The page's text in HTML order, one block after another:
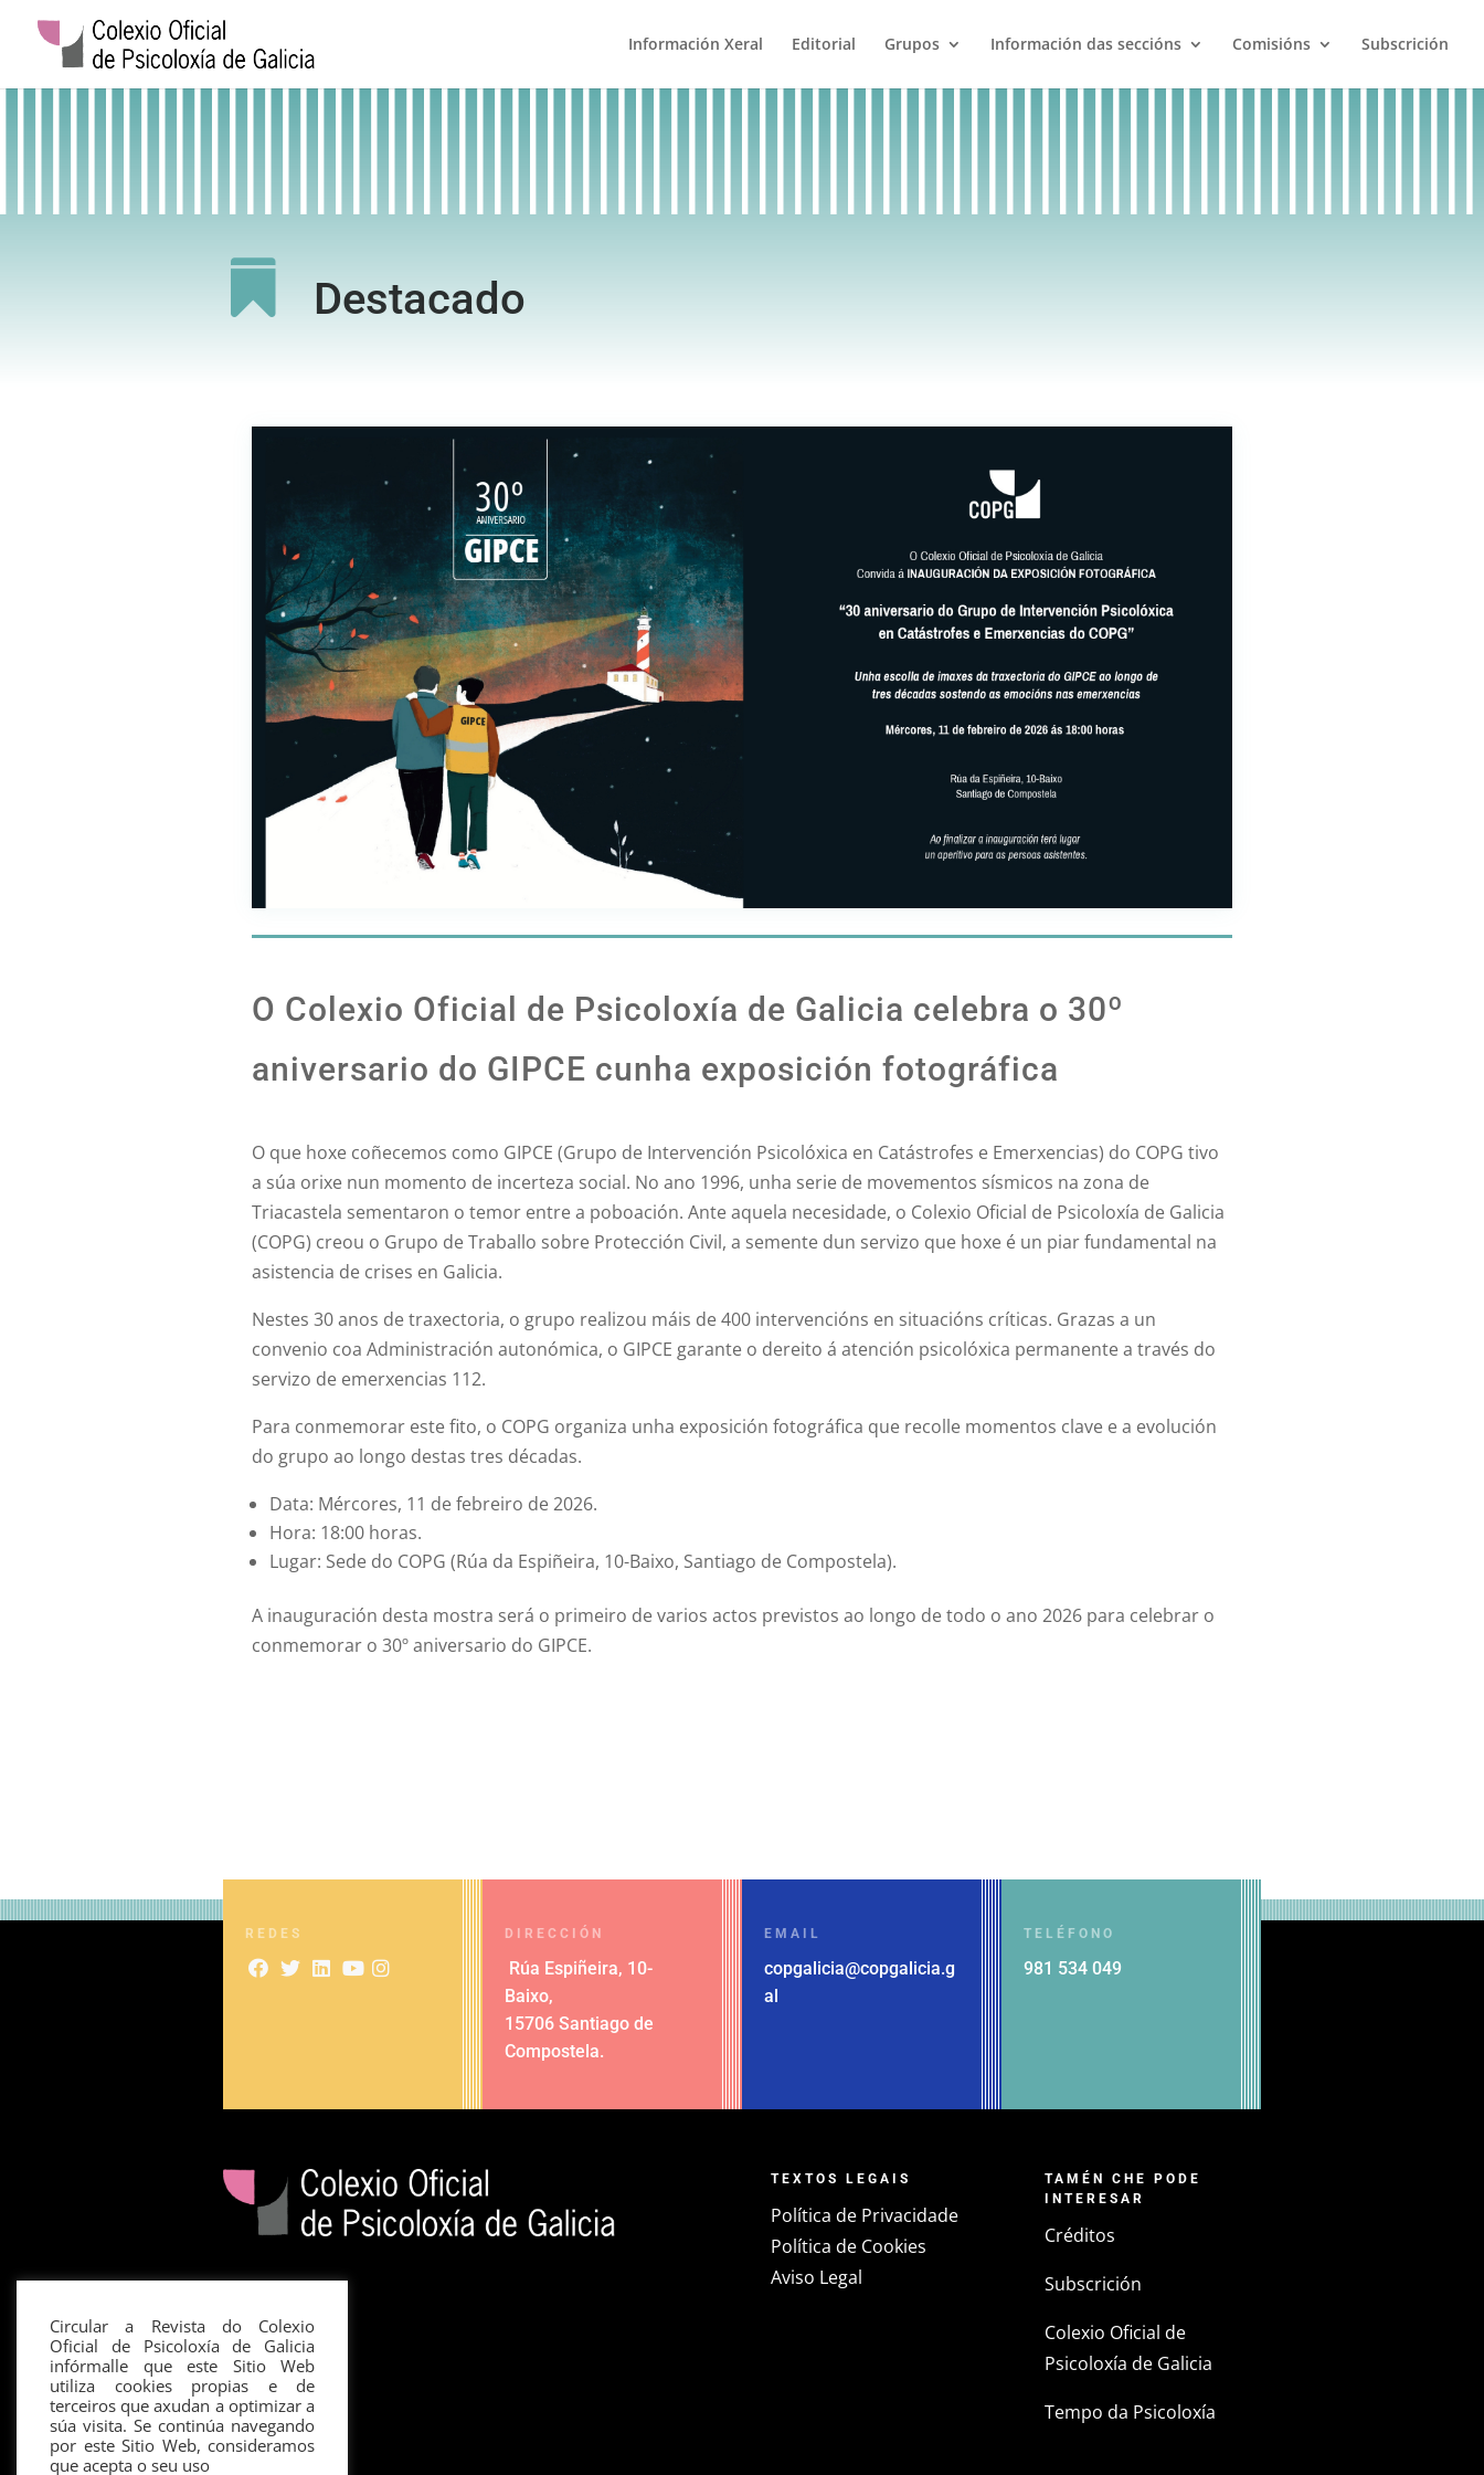
Información Xeral Editorial Grupos Información das seccións Comisións Subscrición
 Destacado
O Colexio Oficial de Psicoloxía de Galicia celebra o 30º
aniversario do GIPCE cunha exposición fotográfica
O que hoxe coñecemos como GIPCE (Grupo de Intervención Psicolóxica en Catástrofes e Emerxencias) do COPG tivo
a súa orixe nun momento de incerteza social. No ano 1996, unha serie de movementos sísmicos na zona de
Triacastela sementaron o temor entre a poboación. Ante aquela necesidade, o Colexio Oficial de Psicoloxía de Galicia
(COPG) creou o Grupo de Traballo sobre Protección Civil, a semente dun servizo que hoxe é un piar fundamental na
asistencia de crises en Galicia.
Nestes 30 anos de traxectoria, o grupo realizou máis de 400 intervencións en situacións críticas. Grazas a un
convenio coa Administración autonómica, o GIPCE garante o dereito á atención psicolóxica permanente a través do
servizo de emerxencias 112.
Para conmemorar este fito, o COPG organiza unha exposición fotográfica que recolle momentos clave e a evolución
do grupo ao longo destas tres décadas.
Data: Mércores, 11 de febreiro de 2026.
Hora: 18:00 horas.
Lugar: Sede do COPG (Rúa da Espiñeira, 10-Baixo, Santiago de Compostela).
A inauguración desta mostra será o primeiro de varios actos previstos ao longo de todo o ano 2026 para celebrar o
conmemorar o 30º aniversario do GIPCE.
REDES DIRECCIÓN
Rúa Espiñeira, 10-
Baixo,
15706 Santiago de
Compostela.
EMAIL
copgalicia@copgalicia.g
al
TELÉFONO
981 534 049
TEXTOS LEGAIS
Política de Privacidade
Política de Cookies
Aviso Legal
TAMÉN CHE PODE
INTERESAR
Créditos
Subscrición
Colexio Oficial de
Psicoloxía de Galicia
Tempo da Psicoloxía
Circular a Revista do Colexio
Oficial de Psicoloxía de Galicia
infórmalle que este Sitio Web
utiliza cookies propias e de
terceiros que axudan a optimizar a
súa visita. Se continúa navegando
por este Sitio Web, consideramos
que acepta o seu uso